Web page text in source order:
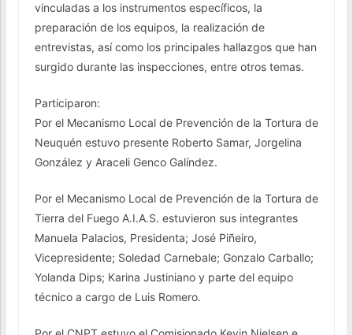
vinculadas a los instrumentos específicos, la
preparación de los equipos, la realización de
entrevistas, así como los principales hallazgos que han
surgido durante las inspecciones, entre otros temas.
Participaron:
Por el Mecanismo Local de Prevención de la Tortura de
Neuquén estuvo presente Roberto Samar, Jorgelina
González y Araceli Genco Galíndez.
Por el Mecanismo Local de Prevención de la Tortura de
Tierra del Fuego A.I.A.S. estuvieron sus integrantes
Manuela Palacios, Presidenta; José Piñeiro,
Vicepresidente; Soledad Carnebale; Gonzalo Carballo;
Yolanda Dips; Karina Justiniano y parte del equipo
técnico a cargo de Luis Romero.